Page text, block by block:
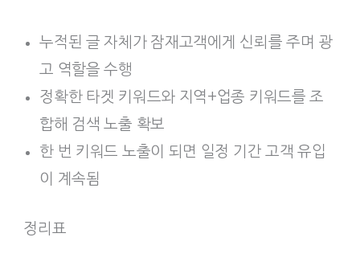
누적된 글 자체가 잠재고객에게 신뢰를 주며 광
고 역할을 수행
정확한 타겟 키워드와 지역+업종 키워드를 조
합해 검색 노출 확보
한 번 키워드 노출이 되면 일정 기간 고객 유입
이 계속됨
정리표